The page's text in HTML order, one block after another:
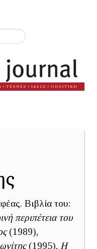
Βιβλία του:
περιπέτεια του
(1989),
(1995), Η